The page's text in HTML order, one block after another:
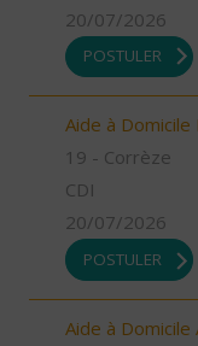
20/07/2026
POSTULER
Aide à Domicile
19 - Corrèze
CDI
20/07/2026
POSTULER
Aide à Domicile